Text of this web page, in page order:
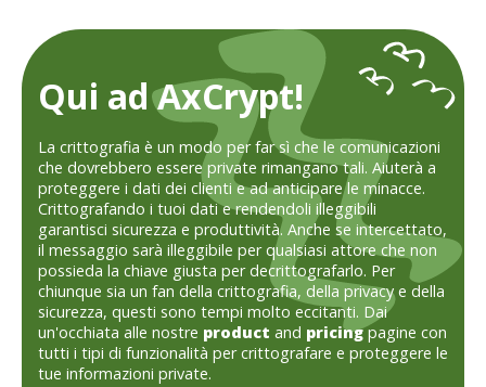
Qui ad AxCrypt!
La crittografia è un modo per far sì che le comunicazioni
che dovrebbero essere private rimangano tali. Aiuterà a
proteggere i dati dei clienti e ad anticipare le minacce.
Crittografando i tuoi dati e rendendoli illeggibili
garantisci sicurezza e produttività. Anche se intercettato,
il messaggio sarà illeggibile per qualsiasi attore che non
possieda la chiave giusta per decrittografarlo. Per
chiunque sia un fan della crittografia, della privacy e della
sicurezza, questi sono tempi molto eccitanti. Dai
un'occhiata alle nostre product and pricingpagine con
tutti i tipi di funzionalità per crittografare e proteggere le
tue informazioni private.